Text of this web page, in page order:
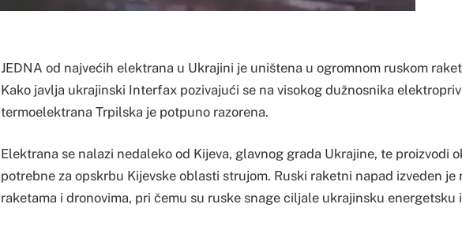
JEDNA od najvećih elektrana u Ukrajini je uništena u ogromnom ruskom
Kako javlja ukrajinski Interfax pozivajući se na visokog dužnosnika
termoelektrana Trpilska je potpuno razorena.
Elektrana se nalazi nedaleko od Kijeva, glavnog grada Ukrajine, te proizvodi
potrebne za opskrbu Kijevske oblasti strujom. Ruski raketni napad izveden je
raketama i dronovima, pri čemu su ruske snage ciljale ukrajinsku